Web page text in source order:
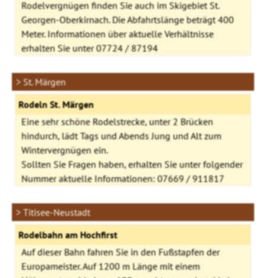
Rodelvergnügen finden Sie auch im Skigebiet St.
Georgen-Oberkirnach. Die Abfahrtslänge beträgt 400
Meter. Informationen über aktuelle Verhältnisse
erhalten Sie unter 07724 / 87194
> St. Märgen
Rodeln St. Märgen
Eine sehr schöne Rodelstrecke, unter 2 Brücken
hindurch, lädt Tags und Abends Jung und Alt zum
Wintervergnügen ein.
Sollten Sie Fragen haben, erhalten Sie unter folgender
Nummer aktuelle Informationen: 07669 / 911817
> Titisee-Neustadt
Rodelbahn am Hochfirst
Auf dieser Bahn fahren Sie in den Fußstapfen der
Europameister. Auf 1200 m Länge mit einem